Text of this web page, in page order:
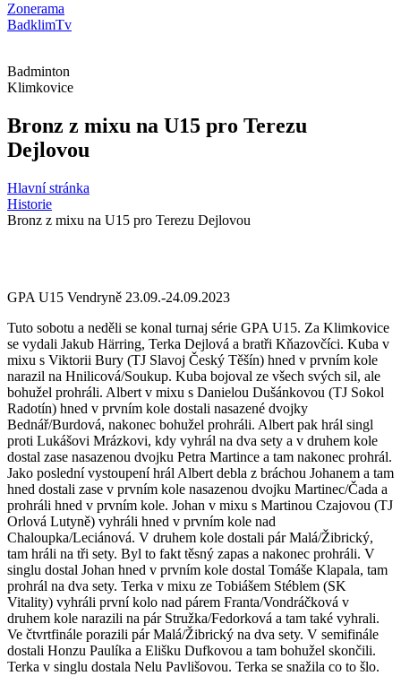
Zonerama
BadklimTv
Badminton
Klimkovice
Bronz z mixu na U15 pro Terezu
Dejlovou
Hlavní stránka
Historie
Bronz z mixu na U15 pro Terezu Dejlovou
GPA U15 Vendryně 23.09.-24.09.2023
Tuto sobotu a neděli se konal turnaj série GPA U15. Za Klimkovice
se vydali Jakub Härring, Terka Dejlová a bratři Kňazovčíci. Kuba v
mixu s Viktorii Bury (TJ Slavoj Český Těšín) hned v prvním kole
narazil na Hnilicová/Soukup. Kuba bojoval ze všech svých sil, ale
bohužel prohráli. Albert v mixu s Danielou Dušánkovou (TJ Sokol
Radotín) hned v prvním kole dostali nasazené dvojky
Bednář/Burdová, nakonec bohužel prohráli. Albert pak hrál singl
proti Lukášovi Mrázkovi, kdy vyhrál na dva sety a v druhem kole
dostal zase nasazenou dvojku Petra Martince a tam nakonec prohrál.
Jako poslední vystoupení hrál Albert debla z bráchou Johanem a tam
hned dostali zase v prvním kole nasazenou dvojku Martinec/Čada a
prohráli hned v prvním kole. Johan v mixu s Martinou Czajovou (TJ
Orlová Lutyně) vyhráli hned v prvním kole nad
Chaloupka/Leciánová. V druhem kole dostali pár Malá/Žibrický,
tam hráli na tři sety. Byl to fakt těsný zapas a nakonec prohráli. V
singlu dostal Johan hned v prvním kole dostal Tomáše Klapala, tam
prohrál na dva sety. Terka v mixu ze Tobiášem Stéblem (SK
Vitality) vyhráli první kolo nad párem Franta/Vondráčková v
druhem kole narazili na pár Stružka/Fedorková a tam také vyhrali.
Ve čtvrtfinále porazili pár Malá/Žibrický na dva sety. V semifinále
dostali Honzu Paulíka a Elišku Dufkovou a tam bohužel skončili.
Terka v singlu dostala Nelu Pavlišovou. Terka se snažila co to šlo.